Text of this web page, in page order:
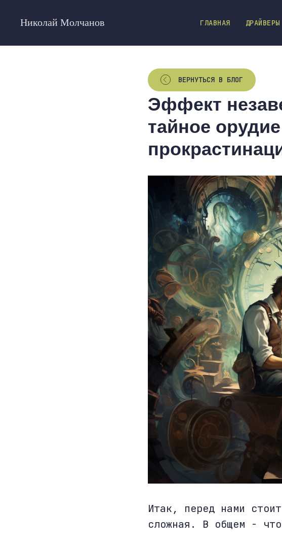
Николай Молчанов ГЛАВНАЯ
ВЕРНУТЬСЯ В БЛОГ
Эффект
тайное
Итак, перед нами
сложная. В общем -